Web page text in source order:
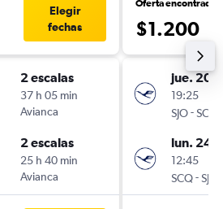
Elegir
fechas
2 escalas
37 h 05 min
Avianca
2 escalas
25 h 40 min
Avianca
Oferta encontrada
$1.200
jue. 20/
19:25
SJO-SCQ
lun. 24/
12:45
SCQ-SJO